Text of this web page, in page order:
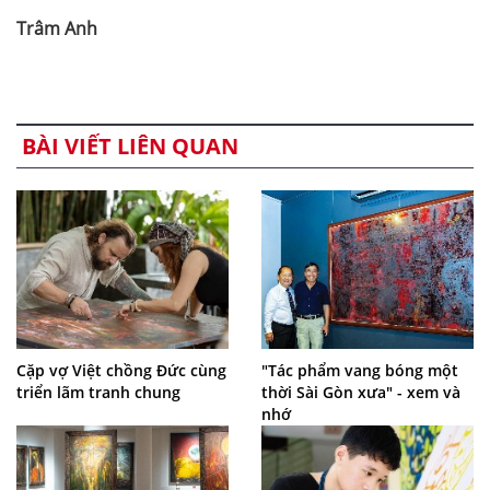
Trâm Anh
BÀI VIẾT LIÊN QUAN
Cặp vợ Việt chồng Đức cùng
triển lãm tranh chung
"Tác phẩm vang bóng một
thời Sài Gòn xưa" - xem và
nhớ